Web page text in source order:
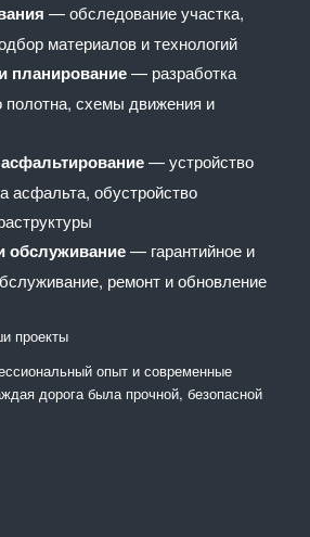
— обследование участка,
материалов и технологий
планирование— разработка
полотна, схемы движения и
— устройство
асфальта, обустройство
обслуживание— гарантийное и
ремонт и обновление
проекты
опыт и современные
дорога была прочной, безопасной